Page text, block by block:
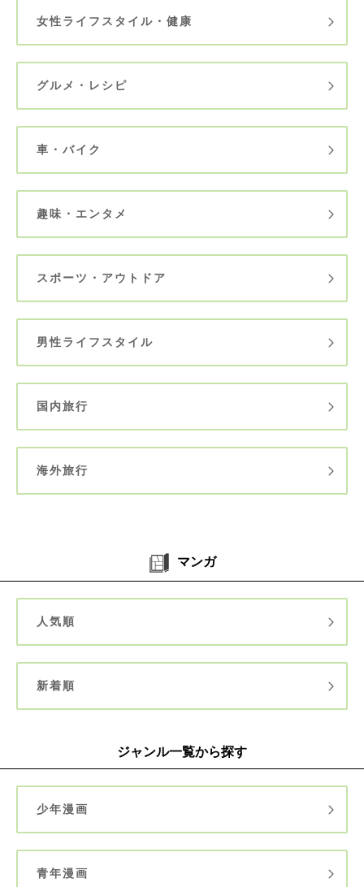
女性ライフスタイル・健康
グルメ・レシピ
車・バイク
趣味・エンタメ
スポーツ・アウトドア
男性ライフスタイル
国内旅行
海外旅行
マンガ
人気順
新着順
ジャンル一覧から探す
少年漫画
青年漫画